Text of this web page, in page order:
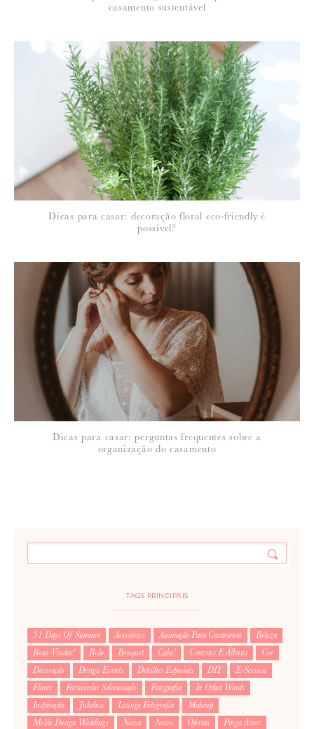
Para saber como tratamos e protegemos os seus dados, leia a nossa
política de privacidade
casamento sustentável
Dicas para casar: decoração floral eco-friendly é
possível?
Dicas para casar: perguntas frequentes sobre a
organização do casamento
TAGS PRINCIPAIS
31 Days Of Summer Acessórios Animação Para Casamento
Beleza
Boas-Vindas!
Bolo Bouquet Cake! Convites E Álbuns
Cor
Decoração
Design Events Detalhes Especiais DIY
E-Session
Flores
Fornecedor Selecionado Fotografia
In Other Words
Inspiração
Jukebox Lounge Fotografia
Makeup
Molde Design Weddings
Noiva Noivo Ofertas
Pinga Amor